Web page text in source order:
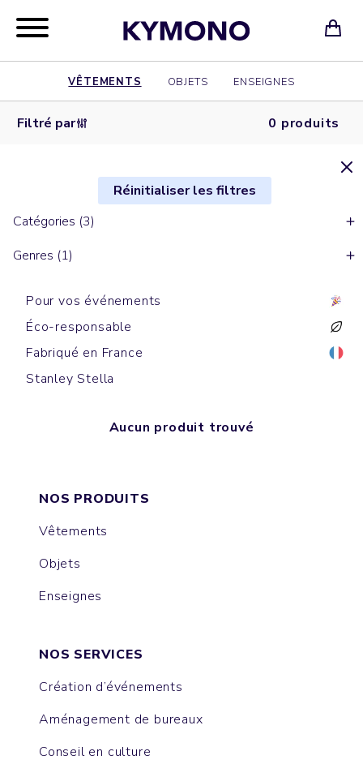
VÊTEMENTS OBJETS ENSEIGNES
Filtré par 0 produits
Réinitialiser les filtres
Catégories (3)
Genres (1)
Pour vos événements
Éco-responsable
Fabriqué en France
Stanley Stella
Aucun produit trouvé
NOS PRODUITS
Vêtements
Objets
Enseignes
NOS SERVICES
Création d’événements
Aménagement de bureaux
Conseil en culture